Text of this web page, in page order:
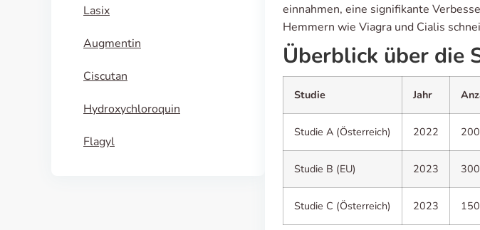
Lasix
Augmentin
Ciscutan
Hydroxychloroquin
Flagyl
einnahmen, eine signifikante
Hemmern wie Viagra und Cialis
Überblick über die
Studie Jahr
Studie A (Österreich) 2022 200
Studie B (EU) 2023 300
Studie C (Österreich) 2023 150